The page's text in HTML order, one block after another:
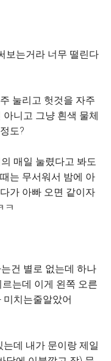
보는거라 너무 떨린다
눌리고 헛것을 자주
니고 그냥 흰색 물체
도?
매일 눌렸다고 봐도
는 무서워서 밤에 아
가 아빠 오면 같이자
ㅋ
건 별로 없는데 하나
는데 이게 왼쪽 오른
미치는줄알았어
데 내가 문이랑 제일